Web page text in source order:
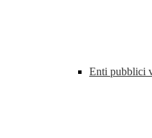
Enti pubblici